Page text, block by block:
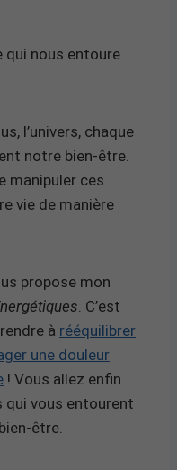
qui nous entoure
l’univers, chaque
notre bien-être.
manipuler ces
vie de manière
propose mon
. C’est
à rééquilibrer
une douleur
! Vous allez enfin
qui vous entourent
être.